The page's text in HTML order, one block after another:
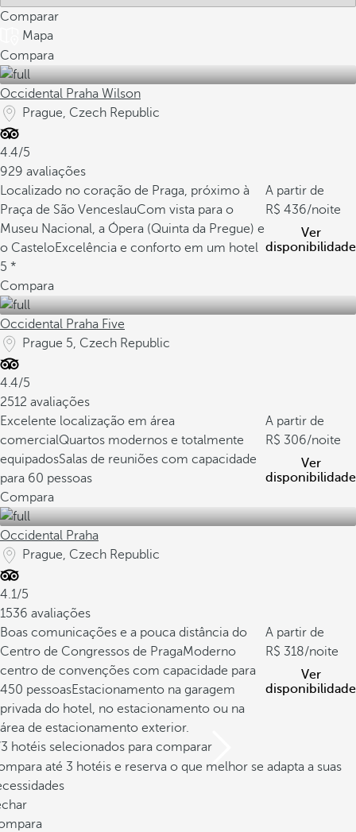
Comparar
Mapa
Compara
Occidental Praha Wilson
Prague, Czech Republic
4.4/5
929 avaliações
Localizado no coração de Praga, próximo à
Praça de São VenceslauCom vista para o
Museu Nacional, a Ópera (Quinta da Pregue) e
o CasteloExcelência e conforto em um hotel
5 *
A partir de
436/noite
Ver
disponibilidade
Compara
Occidental Praha Five
Prague 5, Czech Republic
4.4/5
2512 avaliações
Excelente localização em área
comercialQuartos modernos e totalmente
equipadosSalas de reuniões com capacidade
para 60 pessoas
A partir de
306/noite
Ver
disponibilidade
Compara
Occidental Praha
Prague, Czech Republic
4.1/5
1536 avaliações
Boas comunicações e a pouca distância do
Centro de Congressos de PragaModerno
centro de convenções com capacidade para
450 pessoasEstacionamento na garagem
privada do hotel, no estacionamento ou na
área de estacionamento exterior.
A partir de
318/noite
Ver
disponibilidade
hotéis selecionados para comparar
até 3 hotéis e reserva o que melhor se adapta a suas